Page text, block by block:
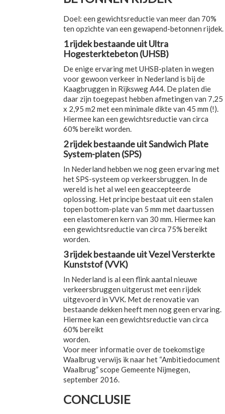
Doel: een gewichtsreductie van meer dan 70%
ten opzichte van een gewapend-betonnen rijdek.
1 rijdek bestaande uit Ultra
Hogesterktebeton (UHSB)
De enige ervaring met UHSB-platen in wegen
voor gewoon verkeer in Nederland is bij de
Kaagbruggen in Rijksweg A44. De platen die
daar zijn toegepast hebben afmetingen van 7,25
x 2,95 m2 met een minimale dikte van 45 mm (!).
Hiermee kan een gewichtsreductie van circa
60% bereikt worden.
2 rijdek bestaande uit Sandwich Plate
System-platen (SPS)
In Nederland hebben we nog geen ervaring met
het SPS-systeem op verkeersbruggen. In de
wereld is het al wel een geaccepteerde
oplossing. Het principe bestaat uit een stalen
topen bottom-plate van 5 mm met daartussen
een elastomeren kern van 30 mm. Hiermee kan
een gewichtsreductie van circa 75% bereikt
worden.
3 rijdek bestaande uit Vezel Versterkte
Kunststof (VVK)
In Nederland is al een flink aantal nieuwe
verkeersbruggen uitgerust met een rijdek
uitgevoerd in VVK. Met de renovatie van
bestaande dekken heeft men nog geen ervaring.
Hiermee kan een gewichtsreductie van circa
60% bereikt
worden.
Voor meer informatie over de toekomstige
Waalbrug verwijs ik naar het “Ambitiedocument
Waalbrug” scope Gemeente Nijmegen,
september 2016.
CONCLUSIE